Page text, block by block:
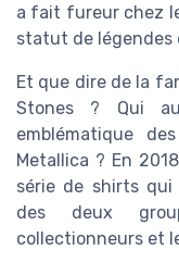
a fait fureur chez
statut de légendes
Et que dire de la
Stones ? Qui
emblématique
Metallica ? En
série de shirts qui
des deux
collectionneurs et